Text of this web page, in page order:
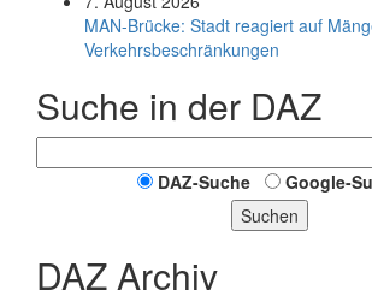
MAN-Brücke: Stadt reagiert auf
Verkehrsbeschränkungen
Suche in der DAZ
DAZ-Suche
Google-
Suchen
DAZ Archiv